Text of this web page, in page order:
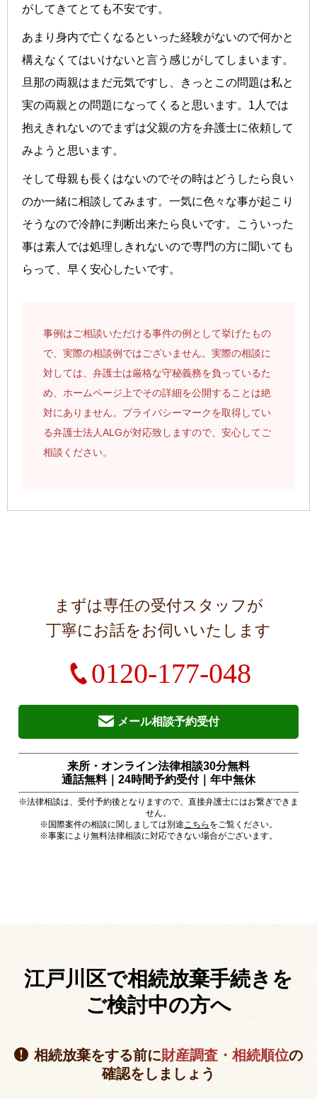
がしてきてとても不安です。
あまり身内で亡くなるといった経験がないので何かと
構えなくてはいけないと言う感じがしてしまいます。
旦那の両親はまだ元気ですし、きっとこの問題は私と
実の両親との問題になってくると思います。1人では
抱えきれないのでまずは父親の方を弁護士に依頼して
みようと思います。
そして母親も長くはないのでその時はどうしたら良い
のか一緒に相談してみます。一気に色々な事が起こり
そうなので冷静に判断出来たら良いです。こういった
事は素人では処理しきれないので専門の方に聞いても
らって、早く安心したいです。
事例はご相談いただける事件の例として挙げたもの
で、実際の相談例ではございません。実際の相談に
対しては、弁護士は厳格な守秘義務を負っているた
め、ホームページ上でその詳細を公開することは絶
対にありません。プライバシーマークを取得してい
る弁護士法人ALGが対応致しますので、安心してご
相談ください。
まずは専任の受付スタッフが
丁寧にお話をお伺いいたします
0120-177-048
メール相談予約受付
来所・オンライン法律相談30分無料
通話無料｜24時間予約受付｜ 年中無休
※法律相談は、受付予約後となりますので、直接弁護士にはお繋ぎできま
せん。
※国際案件の相談に関しましては別途こちら をご覧ください。
※事案により無料法律相談に対応できない場合がございます。
江戸川区で相続放棄手続きを
ご検討中の方へ
相続放棄をする前に財産調査・相続順位の
確認をしましょう